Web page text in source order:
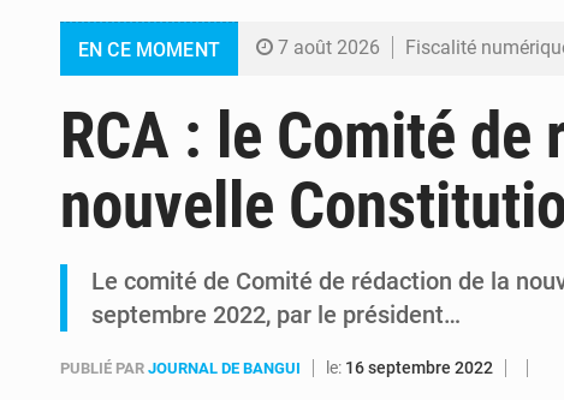
EN CE MOMENT 7 août 2026 Fiscalité numérique : Seules les
6 août 2026 Comment des milliers
6 août 2026 RDC : Raïssa Malu lance les
RCA : le Comité de
nouvelle
Le comité de Comité de rédaction de la
septembre 2022, par le président…
PUBLIÉ PAR JOURNAL DE BANGUI le: 16 septembre 2022